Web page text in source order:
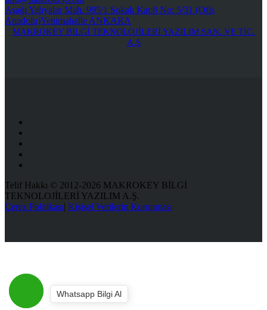
Aşağı Yahyalar Mah. 995/1 Sokak Kat:8 No: 5/31 (Ofis
Anadolu)Yenimahalle ANKARA
MAKROKEY BİLGİ TEKNOLOJİLERİ YAZILIM SAN. VE TİC.
A.Ş
Telif Hakkı © 2012-2026 MAKROKEY BİLGİ
TEKNOLOJİLERİ YAZILIM A.Ş.
Çerez Politikası| Kişisel Verilerin Korunması
Whatsapp Bilgi Al